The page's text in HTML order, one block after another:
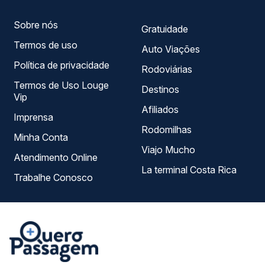
Sobre nós
Termos de uso
Política de privacidade
Termos de Uso Louge
Vip
Imprensa
Minha Conta
Atendimento Online
Trabalhe Conosco
Gratuidade
Auto Viações
Rodoviárias
Destinos
Afiliados
Rodomilhas
Viajo Mucho
La terminal Costa Rica